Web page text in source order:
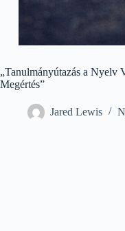
„Tanulmányútazás a Nyelv
Megértés”
Jared Lewis